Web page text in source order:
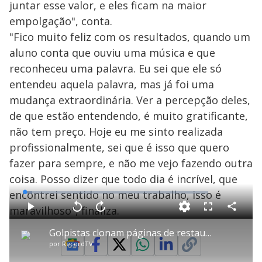
juntar esse valor, e eles ficam na maior
empolgação", conta.
"Fico muito feliz com os resultados, quando um
aluno conta que ouviu uma música e que
reconheceu uma palavra. Eu sei que ele só
entendeu aquela palavra, mas já foi uma
mudança extraordinária. Ver a percepção deles,
de que estão entendendo, é muito gratificante,
não tem preço. Hoje eu me sinto realizada
profissionalmente, sei que é isso que quero
fazer para sempre, e não me vejo fazendo outra
coisa. Posso dizer que todo dia é incrível, que
encontrei sentido no meu trabalho, isso é
maravilhoso", finaliza.
P Golpistas clonam páginas de restaurantes na internet para roubar dados
por RecordTV
P V
l
t
a
r
1
0
A
a
n
ç
a
1
L
o
a
d
e
4
.
F
l
C
o